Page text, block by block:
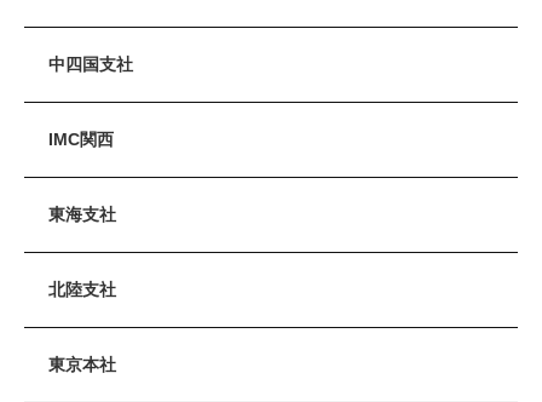
中四国支社
IMC関西
東海支社
北陸支社
東京本社